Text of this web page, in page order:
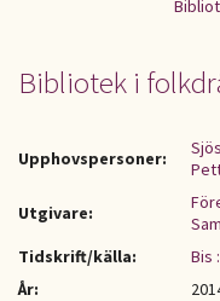
Bibliotek i
Upphovspersoner:
Utgivare:
Tidskrift/källa:
Bis
År: